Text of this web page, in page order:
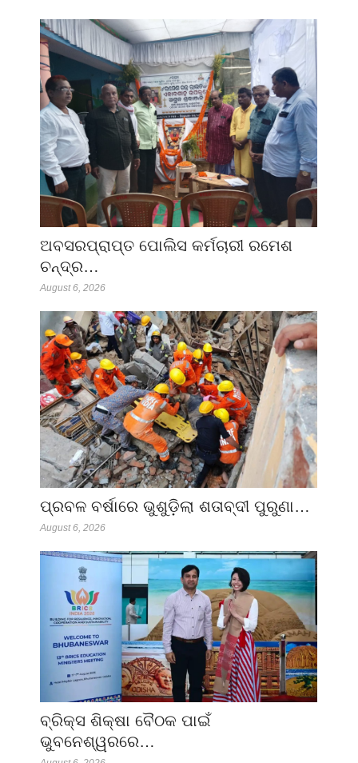
ଅବସରପ୍ରାପ୍ତ ପୋଲିସ କର୍ମଚାରୀ ରମେଶ
ଚନ୍ଦ୍ର…
August 6, 2026
ପ୍ରବଳ ବର୍ଷାରେ ଭୁଶୁଡ଼ିଲା ଶତାବ୍ଦୀ ପୁରୁଣା…
August 6, 2026
ବ୍ରିକ୍ସ ଶିକ୍ଷା ବୈଠକ ପାଇଁ
ଭୁବନେଶ୍ୱରରେ…